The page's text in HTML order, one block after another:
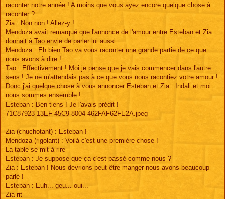
raconter notre année ! A moins que vous ayez encore quelque chose à
raconter ?
Zia : Non non ! Allez-y !
Mendoza avait remarqué que l'annonce de l'amour entre Esteban et Zia
donnait à Tao envie de parler lui aussi
Mendoza : Eh bien Tao va vous raconter une grande partie de ce que
nous avons à dire !
Tao : Effectivement ! Moi je pense que je vais commencer dans l'autre
sens ! Je ne m'attendais pas à ce que vous nous racontiez votre amour !
Donc j'ai quelque chose à vous annoncer Esteban et Zia : Indali et moi
nous sommes ensemble !
Esteban : Ben tiens ! Je l'avais prédit !
71C87923-13EF-45C9-8004-462FAF62FE2A.jpeg
Zia (chuchotant) : Esteban !
Mendoza (rigolant) : Voilà c'est une première chose !
La table se mit à rire
Esteban : Je suppose que ça c'est passé comme nous ?
Zia : Esteban ! Nous devrions peut-être manger nous avons beaucoup
parlé !
Esteban : Euh... geu... oui...
Zia rit